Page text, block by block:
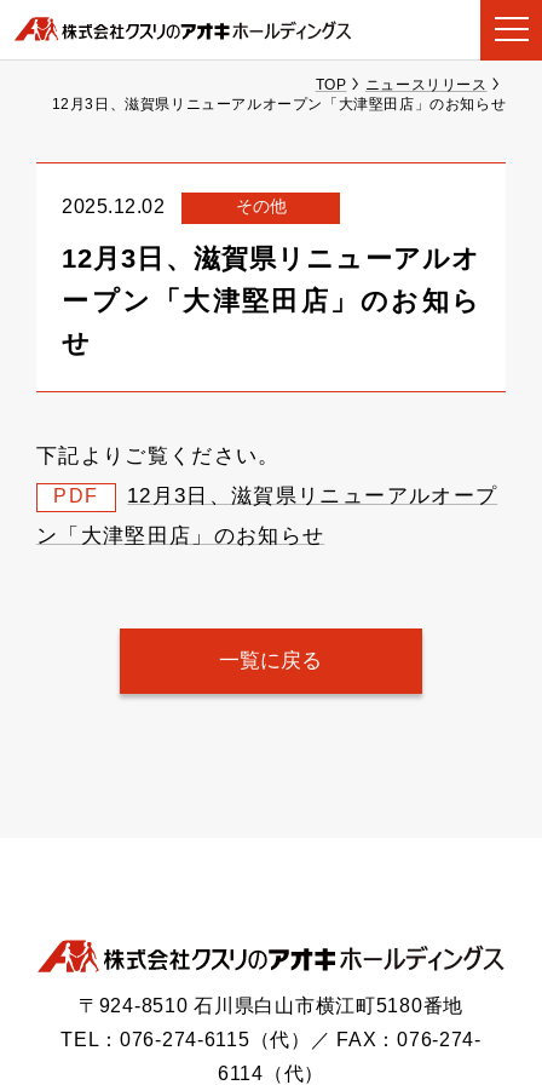
TOP
ニュースリリース
12月3日、滋賀県リニューアルオープン「大津堅田店」のお知らせ
2025.12.02 その他
12月3日、滋賀県リニューアルオ
ープン「大津堅田店」のお知ら
せ
下記よりご覧ください。
PDF
12月3日、滋賀県リニューアルオープ
ン「大津堅田店」のお知らせ
一覧に戻る
〒924-8510 石川県白山市横江町5180番地
TEL：076-274-6115（代）／ FAX：076-274-
6114（代）